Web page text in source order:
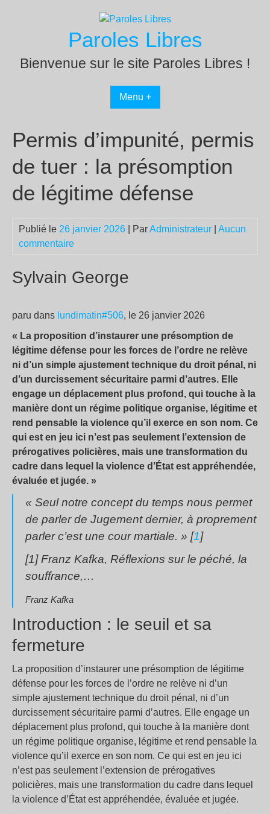
Paroles Libres
Bienvenue sur le site Paroles Libres !
Menu +
Permis d’impunité, permis
de tuer : la présomption
de légitime défense
Publié le 26 janvier 2026 | ParAdministrateur
Aucun
commentaire
Sylvain George
paru dans lundimatin#506, le 26 janvier 2026
« La proposition d’instaurer une présomption de
légitime défense pour les forces de l’ordre ne relève
ni d’un simple ajustement technique du droit pénal, ni
d’un durcissement sécuritaire parmi d’autres. Elle
engage un déplacement plus profond, qui touche à la
manière dont un régime politique organise, légitime et
rend pensable la violence qu’il exerce en son nom. Ce
qui est en jeu ici n’est pas seulement l’extension de
prérogatives policières, mais une transformation du
cadre dans lequel la violence d’État est appréhendée,
évaluée et jugée. »
« Seul notre concept du temps nous permet
de parler de Jugement dernier, à proprement
parler c’est une cour martiale. » [1]
[1] Franz Kafka, Réflexions sur le péché, la
souffrance,…
Franz Kafka
Introduction : le seuil et sa
fermeture
La proposition d’instaurer une présomption de légitime
défense pour les forces de l’ordre ne relève ni d’un
simple ajustement technique du droit pénal, ni d’un
durcissement sécuritaire parmi d’autres. Elle engage un
déplacement plus profond, qui touche à la manière dont
un régime politique organise, légitime et rend pensable la
violence qu’il exerce en son nom. Ce qui est en jeu ici
n’est pas seulement l’extension de prérogatives
policières, mais une transformation du cadre dans lequel
la violence d’État est appréhendée, évaluée et jugée.